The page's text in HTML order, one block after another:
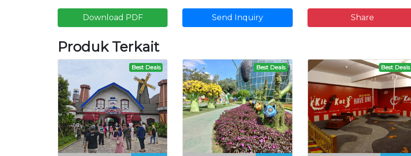
Download PDF Send Inquiry Share
Produk Terkait
Best Deals Best Deals Best Deals